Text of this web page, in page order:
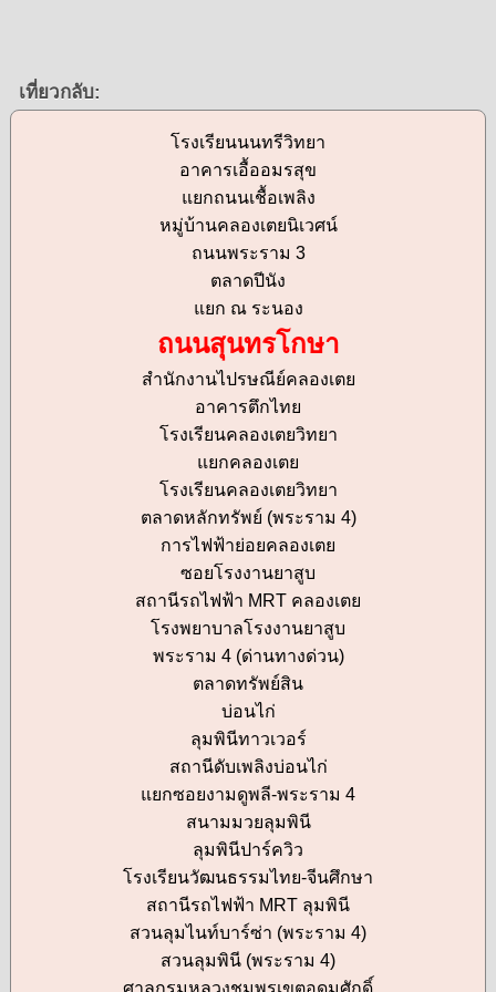
เที่ยวกลับ:
โรงเรียนนนทรีวิทยา
อาคารเอื้ออมรสุข
แยกถนนเชื้อเพลิง
หมู่บ้านคลองเตยนิเวศน์
ถนนพระราม 3
ตลาดปีนัง
แยก ณ ระนอง
ถนนสุนทรโกษา
สำนักงานไปรษณีย์คลองเตย
อาคารตึกไทย
โรงเรียนคลองเตยวิทยา
แยกคลองเตย
โรงเรียนคลองเตยวิทยา
ตลาดหลักทรัพย์ (พระราม 4)
การไฟฟ้าย่อยคลองเตย
ซอยโรงงานยาสูบ
สถานีรถไฟฟ้า MRT คลองเตย
โรงพยาบาลโรงงานยาสูบ
พระราม 4 (ด่านทางด่วน)
ตลาดทรัพย์สิน
บ่อนไก่
ลุมพินีทาวเวอร์
สถานีดับเพลิงบ่อนไก่
แยกซอยงามดูพลี-พระราม 4
สนามมวยลุมพินี
ลุมพินีปาร์ควิว
โรงเรียนวัฒนธรรมไทย-จีนศึกษา
สถานีรถไฟฟ้า MRT ลุมพินี
สวนลุมไนท์บาร์ซ่า (พระราม 4)
สวนลุมพินี (พระราม 4)
ศาลกรมหลวงชุมพรเขตอุดมศักดิ์